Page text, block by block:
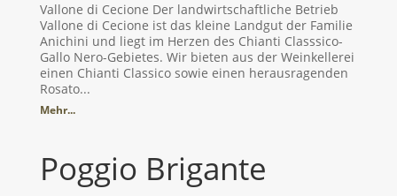
Vallone di Cecione Der landwirtschaftliche Betrieb
Vallone di Cecione ist das kleine Landgut der Familie
Anichini und liegt im Herzen des Chianti Classsico-
Gallo Nero-Gebietes. Wir bieten aus der Weinkellerei
einen Chianti Classico sowie einen herausragenden
Rosato...
Mehr...
Poggio Brigante